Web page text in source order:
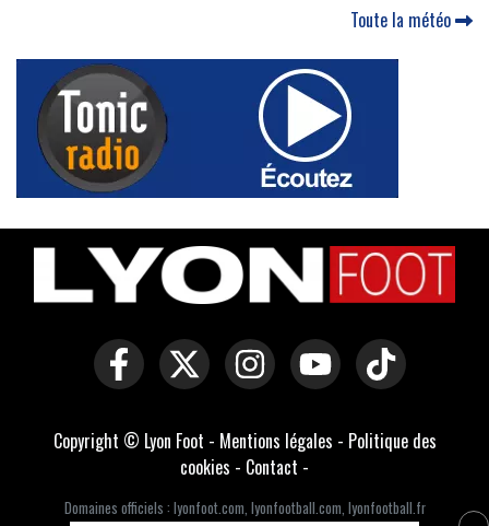
Toute la météo
Copyright © Lyon Foot - Mentions légales - Politique des
cookies - Contact -
Domaines officiels : lyonfoot.com, lyonfootball.com, lyonfootball.fr